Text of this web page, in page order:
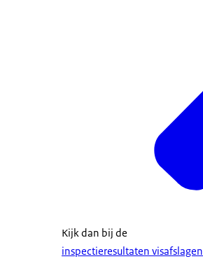
Kijk dan bij de
inspectieresultaten visafslagen